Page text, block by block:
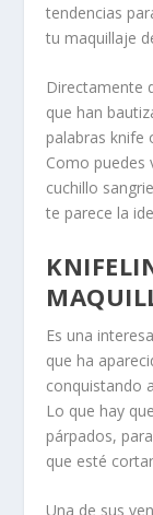
tendencias
tu maquillaje
Directamente
que han
palabras knife
Como puedes
cuchillo
te parece la
Es una
que ha
conquistando
Lo que hay
párpados,
que esté
Una de sus